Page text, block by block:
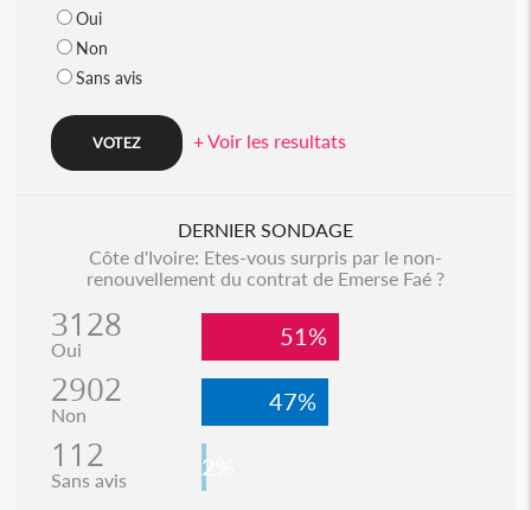
Oui
Non
Sans avis
+ Voir les resultats
DERNIER SONDAGE
Côte d'Ivoire: Etes-vous surpris par le non-
renouvellement du contrat de Emerse Faé ?
3128
Oui 51%
2902
Non 47%
112
Sans avis 2%